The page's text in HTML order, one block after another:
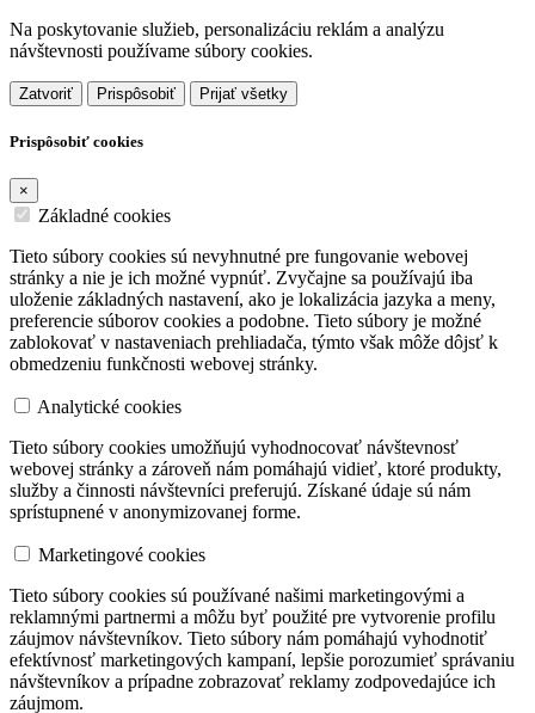
Na poskytovanie služieb, personalizáciu reklám a analýzu
návštevnosti používame súbory cookies.
Zatvoriť Prispôsobiť Prijať všetky
Prispôsobiť cookies
×
Základné cookies
Tieto súbory cookies sú nevyhnutné pre fungovanie webovej
stránky a nie je ich možné vypnúť. Zvyčajne sa používajú iba
uloženie základných nastavení, ako je lokalizácia jazyka a meny,
preferencie súborov cookies a podobne. Tieto súbory je možné
zablokovať v nastaveniach prehliadača, týmto však môže dôjsť k
obmedzeniu funkčnosti webovej stránky.
Analytické cookies
Tieto súbory cookies umožňujú vyhodnocovať návštevnosť
webovej stránky a zároveň nám pomáhajú vidieť, ktoré produkty,
služby a činnosti návštevníci preferujú. Získané údaje sú nám
sprístupnené v anonymizovanej forme.
Marketingové cookies
Tieto súbory cookies sú používané našimi marketingovými a
reklamnými partnermi a môžu byť použité pre vytvorenie profilu
záujmov návštevníkov. Tieto súbory nám pomáhajú vyhodnotiť
efektívnosť marketingových kampaní, lepšie porozumieť správaniu
návštevníkov a prípadne zobrazovať reklamy zodpovedajúce ich
záujmom.